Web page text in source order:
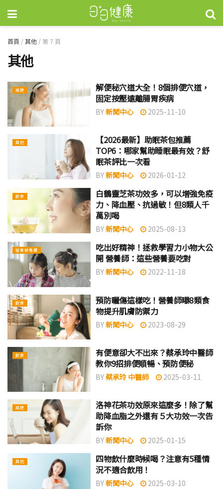
首頁 /其他 / 第 7 頁
其他
減肥
解便秘穴道大全！8個排便穴道，
固定按壓遠離腸胃疾病
BY新聞中心 2025-11-10
其他
【2026最新】助眠茶包推薦
TOP6：哪家幫助睡眠最有效？舒
眠茶評比一次看
BY新聞中心 2026-01-12
飲食
白鶴靈芝茶功效多，可以增強免疫
力、降血壓、抗過敏！但8類人千
萬別喝
BY新聞中心 2025-08-13
營養師專欄
吃出好精神！拯救學習力小物大公
開 營養師：這些營養要吃對
BY新聞中心 2022-11-18
飲食
預防曬傷這樣吃！營養師曝8類食
物提升肌膚防禦力
BY新聞中心 2023-08-29
飲食
有便意卻大不出來？蔡承玲中醫師
教你9招排便順暢、預防便秘
BY蔡承玲 中醫師 2025-03-11
減肥
洛神花茶功效原來這麼多！除了幫
助降血脂之外還有５大功效一次告
訴你
BY新聞中心 2025-01-15
其他
四物飲什麼時候喝？注意有5種情
況不適合飲用！
BY新聞中心 2025-03-10